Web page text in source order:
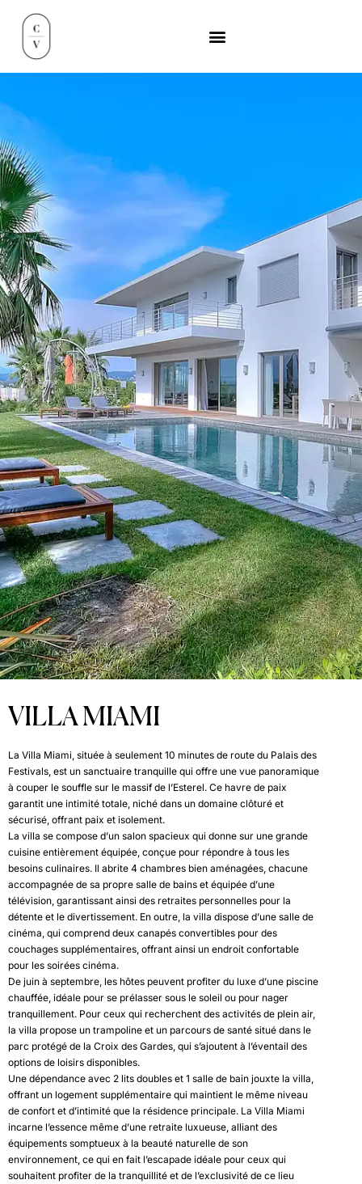
VILLA MIAMI
La Villa Miami, située à seulement 10 minutes de route du Palais des
Festivals, est un sanctuaire tranquille qui offre une vue panoramique
à couper le souffle sur le massif de l’Esterel. Ce havre de paix
garantit une intimité totale, niché dans un domaine clôturé et
sécurisé, offrant paix et isolement.
La villa se compose d’un salon spacieux qui donne sur une grande
cuisine entièrement équipée, conçue pour répondre à tous les
besoins culinaires. Il abrite 4 chambres bien aménagées, chacune
accompagnée de sa propre salle de bains et équipée d’une
télévision, garantissant ainsi des retraites personnelles pour la
détente et le divertissement. En outre, la villa dispose d’une salle de
cinéma, qui comprend deux canapés convertibles pour des
couchages supplémentaires, offrant ainsi un endroit confortable
pour les soirées cinéma.
De juin à septembre, les hôtes peuvent profiter du luxe d’une piscine
chauffée, idéale pour se prélasser sous le soleil ou pour nager
tranquillement. Pour ceux qui recherchent des activités de plein air,
la villa propose un trampoline et un parcours de santé situé dans le
parc protégé de la Croix des Gardes, qui s’ajoutent à l’éventail des
options de loisirs disponibles.
Une dépendance avec 2 lits doubles et 1 salle de bain jouxte la villa,
offrant un logement supplémentaire qui maintient le même niveau
de confort et d’intimité que la résidence principale. La Villa Miami
incarne l’essence même d’une retraite luxueuse, alliant des
équipements somptueux à la beauté naturelle de son
environnement, ce qui en fait l’escapade idéale pour ceux qui
souhaitent profiter de la tranquillité et de l’exclusivité de ce lieu